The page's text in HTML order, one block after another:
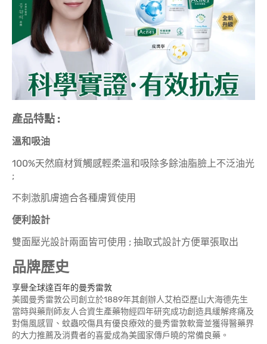
產品特點 :
溫和吸油
100%天然麻材質觸感輕柔溫和吸除多餘油脂臉上不泛油光
;
不刺激肌膚適合各種膚質使用
便利設計
雙面壓光設計兩面皆可使用 ; 抽取式設計方便單張取出
品牌歷史
享譽全球達百年的曼秀雷敦
美國曼秀雷敦公司創立於1889年其創辦人艾柏亞歷山大海德先生
當時與藥劑師友人合資生產藥物經四年研究成功創造具緩解疼痛及
對傷風感冒、蚊蟲咬傷具有優良療效的曼秀雷敦軟膏並獲得醫藥界
的大力推薦及消費者的喜愛成為美國家傳戶曉的常備良藥。